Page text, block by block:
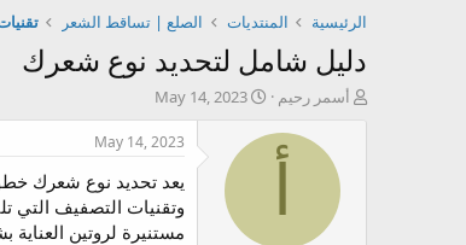
الرئيسية
المنتديات الصلع | تساقط الشعر
دليل شامل لتحديد نوع شعرك
بأسمر رحيم
ت
ر
May 14, 2023
May 14, 2023
يعد تحديد نوع شعرك
وتقنيات التصفيف التي
مستنيرة لروتين العناية